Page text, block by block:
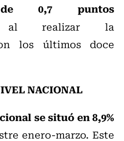
de 0,7 puntos
realizar la
los últimos doce
NACIONAL
se situó en 8,9%
enero-marzo. Este